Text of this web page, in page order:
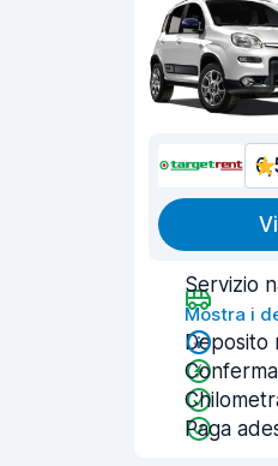
Servizio
Mostra i
Deposito
Paga